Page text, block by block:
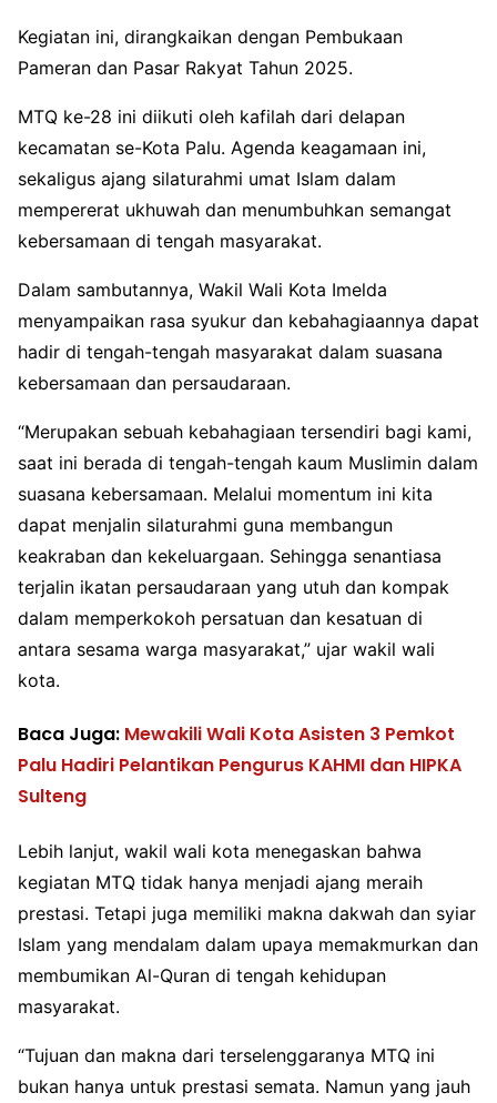
Kegiatan ini, dirangkaikan dengan Pembukaan
Pameran dan Pasar Rakyat Tahun 2025.
MTQ ke-28 ini diikuti oleh kafilah dari delapan
kecamatan se-Kota Palu. Agenda keagamaan ini,
sekaligus ajang silaturahmi umat Islam dalam
mempererat ukhuwah dan menumbuhkan semangat
kebersamaan di tengah masyarakat.
Dalam sambutannya, Wakil Wali Kota Imelda
menyampaikan rasa syukur dan kebahagiaannya dapat
hadir di tengah-tengah masyarakat dalam suasana
kebersamaan dan persaudaraan.
“Merupakan sebuah kebahagiaan tersendiri bagi kami,
saat ini berada di tengah-tengah kaum Muslimin dalam
suasana kebersamaan. Melalui momentum ini kita
dapat menjalin silaturahmi guna membangun
keakraban dan kekeluargaan. Sehingga senantiasa
terjalin ikatan persaudaraan yang utuh dan kompak
dalam memperkokoh persatuan dan kesatuan di
antara sesama warga masyarakat,” ujar wakil wali
kota.
Baca Juga: Mewakili Wali Kota Asisten 3 Pemkot
Palu Hadiri Pelantikan Pengurus KAHMI dan HIPKA
Sulteng
Lebih lanjut, wakil wali kota menegaskan bahwa
kegiatan MTQ tidak hanya menjadi ajang meraih
prestasi. Tetapi juga memiliki makna dakwah dan syiar
Islam yang mendalam dalam upaya memakmurkan dan
membumikan Al-Quran di tengah kehidupan
masyarakat.
“Tujuan dan makna dari terselenggaranya MTQ ini
bukan hanya untuk prestasi semata. Namun yang jauh